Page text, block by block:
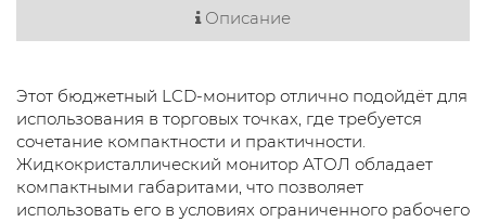
Описание
Этот бюджетный LCD-монитор отлично подойдёт для
использования в торговых точках, где требуется
сочетание компактности и практичности.
Жидкокристаллический монитор АТОЛ обладает
компактными габаритами, что позволяет
использовать его в условиях ограниченного рабочего